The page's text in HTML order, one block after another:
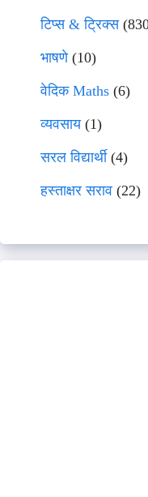
टिप्स & ट्रिक्स
भाषणे(10)
वेदिक Maths (6)
व्यवसाय(1)
सरल विद्यार्थी(4)
हस्ताक्षर सराव (22)